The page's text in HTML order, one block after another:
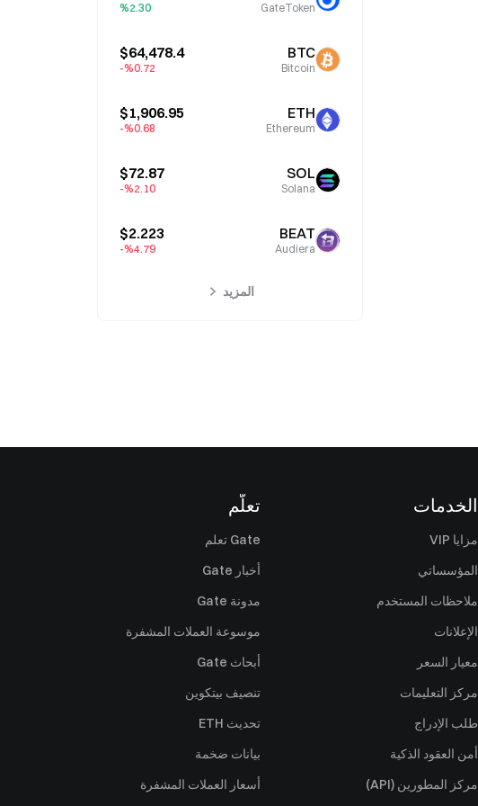
GateToken
%2.30
BTC
Bitcoin
$64,478.4
%0.72-
ETH
Ethereum
$1,906.95
%0.68-
SOL
Solana
$72.87
%2.10-
BEAT
Audiera
$2.223
%4.79-
المزيد
الخدمات
مزايا VIP
المؤسساتي
ملاحظات المستخدم
الإعلانات
معيار السعر
مركز التعليمات
طلب الإدراج
أمن العقود الذكية
مركز المطورين (API)
تعلّم
Gate تعلم
أخبار Gate
مدونة Gate
موسوعة العملات المشفرة
أبحاث Gate
تنصيف بيتكوين
تحديث ETH
بيانات ضخمة
أسعار العملات المشفرة